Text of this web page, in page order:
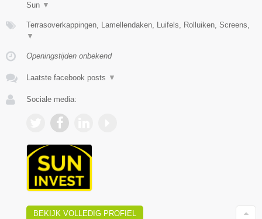
Sun ▼
Terrasoverkappingen, Lamellendaken, Luifels, Rolluiken, Screens,
▼
Openingstijden onbekend
Laatste facebook posts ▼
Sociale media:
BEKIJK VOLLEDIG PROFIEL